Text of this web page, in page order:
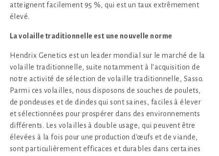
atteignent facilement 95 %, qui est un taux extrêmement
élevé.
La volaille traditionnelle est une nouvelle norme
Hendrix Genetics est un leader mondial sur le marché de la
volaille traditionnelle, suite notamment à l'acquisition de
notre activité de sélection de volaille traditionnelle, Sasso.
Parmi ces volailles, nous disposons de souches de poulets,
de pondeuses et de dindes qui sont saines, faciles à élever
et sélectionnées pour prospérer dans des environnements
différents. Les volailles à double usage, qui peuvent être
élevées à la fois pour une production d'œufs et de viande,
sont particulièrement efficaces et durables dans certaines